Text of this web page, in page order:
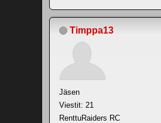
Timppa13
Jäsen
Viestit: 21
RenttuRaiders RC